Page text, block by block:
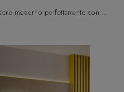
Arreda la stanza del benessere moderno perfettamente con Decor 02, mobili bagno sospesi e accessori in laccato opaco di Arbi.